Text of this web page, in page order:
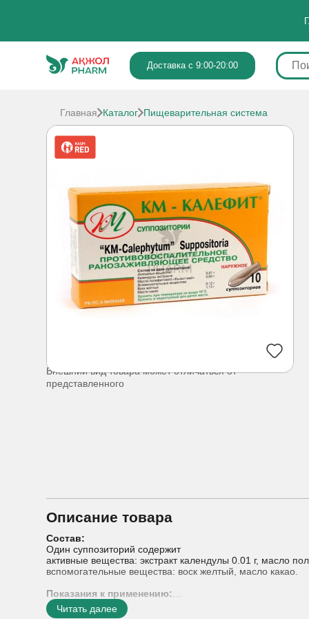
Доставка с 9:00-20:00
Главная Каталог Пищеварительная система
Внешний вид товара может отличаться от
представленного
Описание товара
Состав:
Один суппозиторий содержит
активные вещества: экстракт календулы 0.01 г, масло
вспомогательные вещества: воск желтый, масло какао.
Показания к применению:
В составе комплексной терапии:
— кольпит, эндоцервицит, эрозия шейки матки,
Читать далее